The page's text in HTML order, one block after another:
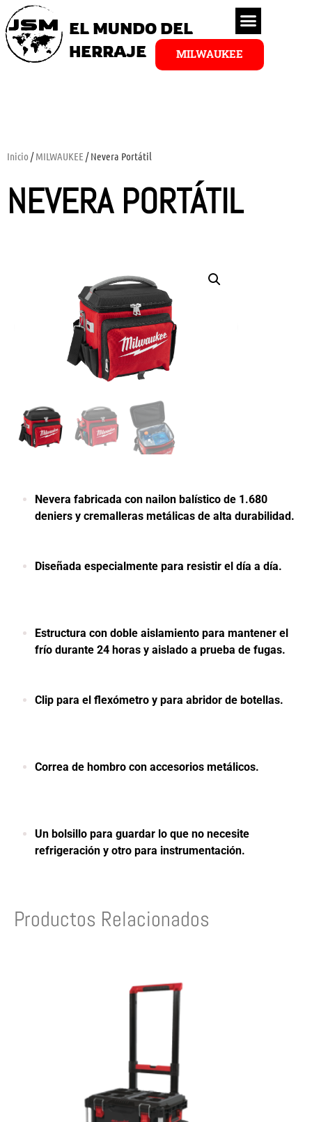
EL MUNDO DEL
HERRAJE
MILWAUKEE
Inicio /MILWAUKEE / Nevera Portátil
NEVERA PORTÁTIL
Nevera fabricada con nailon balístico de 1.680
deniers y cremalleras metálicas de alta durabilidad.
Diseñada especialmente para resistir el día a día.
Estructura con doble aislamiento para mantener el
frío durante 24 horas y aislado a prueba de fugas.
Clip para el flexómetro y para abridor de botellas.
Correa de hombro con accesorios metálicos.
Un bolsillo para guardar lo que no necesite
refrigeración y otro para instrumentación.
Productos Relacionados